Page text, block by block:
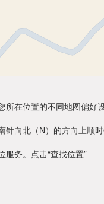
在位置的不同地图偏好设
向北（N）的方向上顺
务。点击“查找位置”